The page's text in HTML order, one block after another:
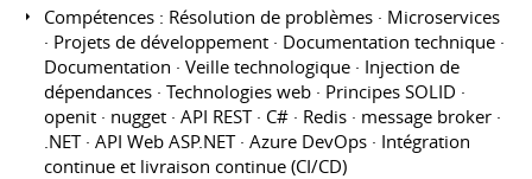
Compétences : Résolution de problèmes · Microservices
· Projets de développement · Documentation technique ·
Documentation · Veille technologique · Injection de
dépendances · Technologies web · Principes SOLID ·
openit · nugget · API REST · C# · Redis · message broker ·
.NET · API Web ASP.NET · Azure DevOps · Intégration
continue et livraison continue (CI/CD)